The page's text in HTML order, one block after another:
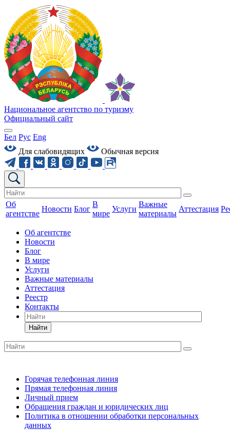
Национальное агентство по туризму
Официальный сайт
Бел Рус Eng
Для слабовидящих
Обычная версия
Об
агентстве
Новости Блог
В
мире
Услуги
Важные
материалы
Аттестация
Об агентстве
Новости
Блог
В мире
Услуги
Важные материалы
Аттестация
Реестр
Контакты
Найти
Горячая телефонная линия
Прямая телефонная линия
Личный прием
Обращения граждан и юридических лиц
Политика в отношении обработки персональных
данных